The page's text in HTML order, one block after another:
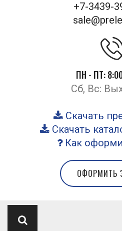
+7-3439-
ПН - ПТ:
Сб, Вс:
Скачать
Скачать
Как
ОФОРМИТЬ